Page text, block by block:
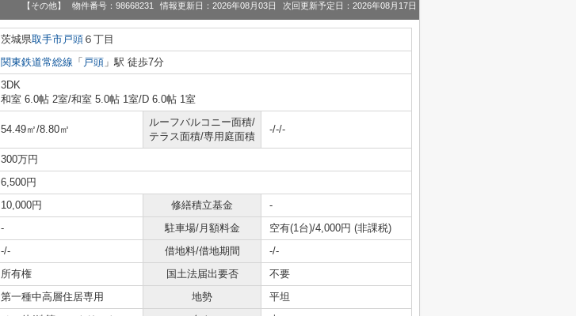
【その他】 物件番号：98668231 情報更新日：2026年08月03日 次回更新予定日：2026年08月17日
茨城県取手市戸頭 ６丁目
関東鉄道常総線 「 戸頭 」駅 徒歩7分
3DK
和室 6.0帖 2室/和室 5.0帖 1室/D 6.0帖 1室
54.49㎡/8.80㎡
ルーフバルコニー面積/
テラス面積/専用庭面積
-/-/-
300万円
6,500円
10,000円 修繕積立基金
-
- 駐車場/月額料金
空有(1台)/4,000円 (非課税)
-/- 借地料/借地期間
-/-
所有権 国土法届出要否
不要
第一種中高層住居専用 地勢
平坦